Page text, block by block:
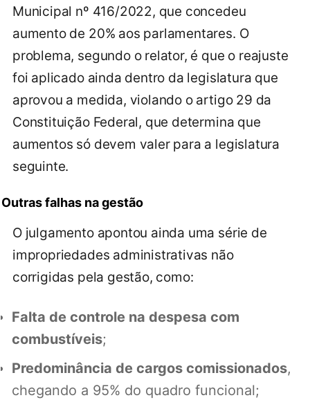
Municipal nº 416/2022, que concedeu
aumento de 20% aos parlamentares. O
problema, segundo o relator, é que o reajuste
foi aplicado ainda dentro da legislatura que
aprovou a medida, violando o artigo 29 da
Constituição Federal, que determina que
aumentos só devem valer para a legislatura
seguinte.
Outras falhas na gestão
O julgamento apontou ainda uma série de
impropriedades administrativas não
corrigidas pela gestão, como:
Falta de controle na despesa com
combustíveis;
Predominância de cargos comissionados,
chegando a 95% do quadro funcional;